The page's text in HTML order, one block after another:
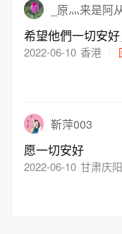
_原灬来是阿
希望他們一切安好
2022-06-10 香港
靳萍003
愿一切安好
2022-06-10 甘肃庆阳